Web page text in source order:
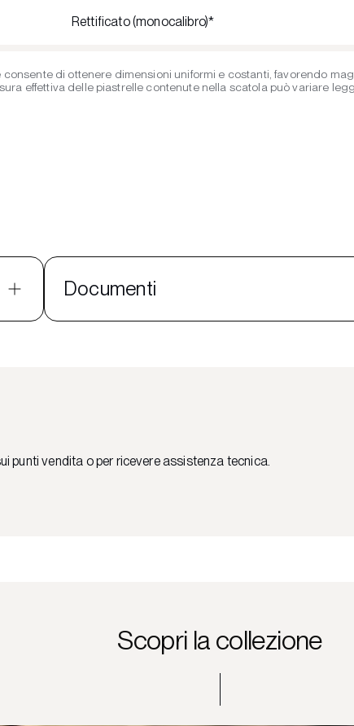
Rettificato (monocalibro)*
di ottenere dimensioni uniformi e costanti, favorendo
effettiva delle piastrelle contenute nella scatola può variare
Documenti
punti vendita o per ricevere assistenza tecnica.
Scopri la collezione